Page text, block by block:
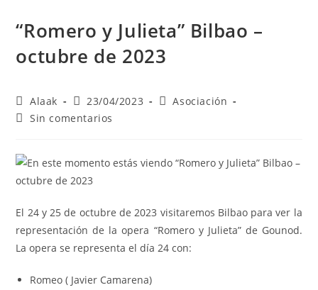
“Romero y Julieta” Bilbao –
octubre de 2023
Alaak 23/04/2023
Asociación
Sin comentarios
El 24 y 25 de octubre de 2023 visitaremos Bilbao para ver la
representación de la opera “Romero y Julieta” de Gounod.
La opera se representa el día 24 con:
Romeo ( Javier Camarena)